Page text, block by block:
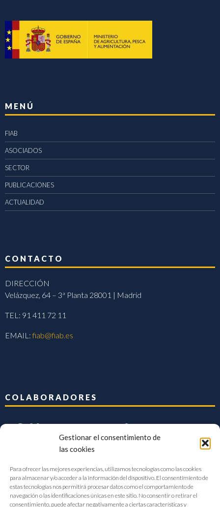
Gestionar el consentimiento de
las cookies
Para ofrecer las mejores experiencias, utilizamos tecnologías como las cookies
para almacenar y/o acceder a la información del dispositivo. El consentimiento de
estas tecnologías nos permitirá procesar datos como el comportamiento de
navegación o las identificaciones únicas en este sitio. No consentir o retirar el
consentimiento, puede afectar negativamente a ciertas características y
MENÚ
FIAB
ASOCIADOS
SECTOR
PUBLICACIONES
ACTUALIDAD
CONTACTO
DIRECCIÓN
Velázquez, 64 – 3ª Planta 28001 | Madrid
TEL: 91 411 72 11
EMAIL:fiab@fiab.es
COLABORADORES